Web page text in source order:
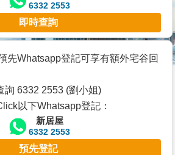
6332 2553
即時查詢
先Whatsapp登記可享有額外宅谷回
詢 6332 2553 (劉小姐)
以下Whatsapp登記：
新居屋
6332 2553
預先登記